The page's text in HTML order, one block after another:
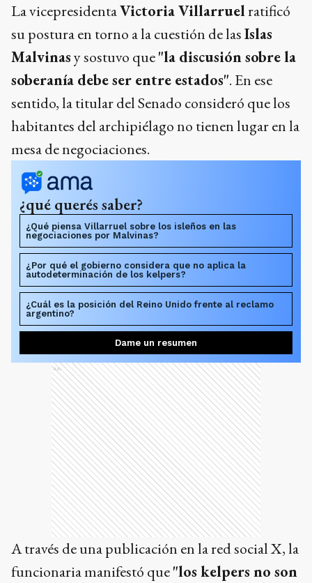
La vicepresidentaVictoria Villarruelratificó
su postura en torno a la cuestión de lasIslas
Malvinasy sostuvo que"la discusión sobre la
soberanía debe ser entre estados". En ese
sentido, la titular del Senado consideró que los
habitantes del archipiélago no tienen lugar en la
mesa de negociaciones.
¿qué querés saber?
¿Qué piensa Villarruel sobre los isleños en las
negociaciones por Malvinas?
¿Por qué el gobierno considera que no aplica la
autodeterminación de los kelpers?
¿Cuál es la posición del Reino Unido frente al reclamo
argentino?
Dame un resumen
Ads
A través de una publicación en la red social X, la
funcionaria manifestó que"los kelpers no son